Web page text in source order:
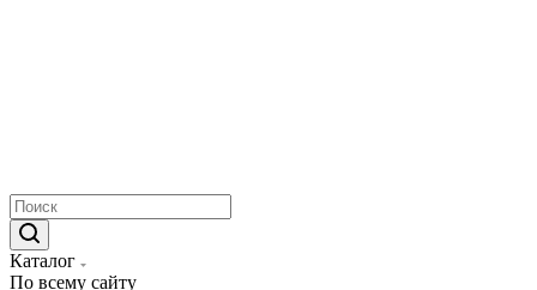
Каталог
По всему сайту